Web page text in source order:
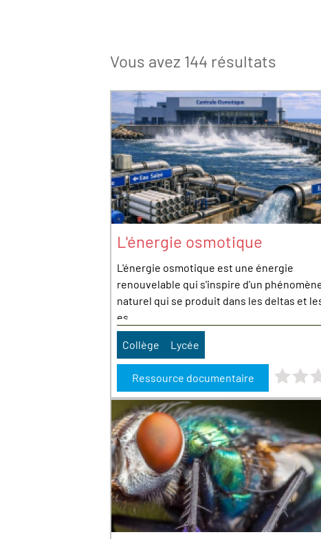
Vous avez 144 résultats
L'énergie osmotique
L'énergie osmotique est une énergie
renouvelable qui s'inspire d'un
naturel qui se produit dans les deltas et
es...
Collège Lycée
Ressource documentaire Note : 0